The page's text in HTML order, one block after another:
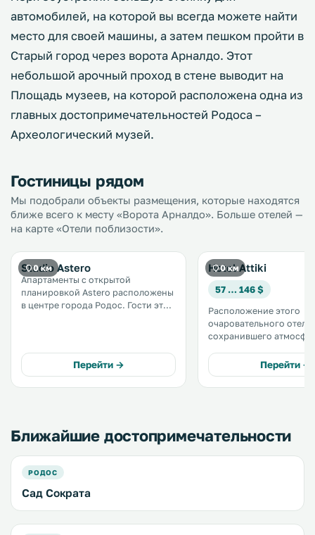
автомобилей, на которой вы всегда можете найти
место для своей машины, а затем пешком пройти в
Старый город через ворота Арналдо. Этот
небольшой арочный проход в стене выводит на
Площадь музеев, на которой расположена одна из
главных достопримечательностей Родоса –
Археологический музей.
Гостиницы рядом
Мы подобрали объекты размещения, которые находятся
ближе всего к месту «Ворота Арналдо». Больше отелей —
на карте «Отели поблизости».
0 км
Studio Astero
Апартаменты с открытой
планировкой Astero расположены
в центре города Родос. Гости этих
собственной кухне. .
Перейти →
0 км
Hotel Attiki
57 … 146 $
Расположение этого
очаровательного отеля,
сохранившего
замка, очень удобно. Он
находится в самом
Родос, менее чем в 30
Перейти →
Ближайшие достопримечательности
РОДОС
Сад Сократа